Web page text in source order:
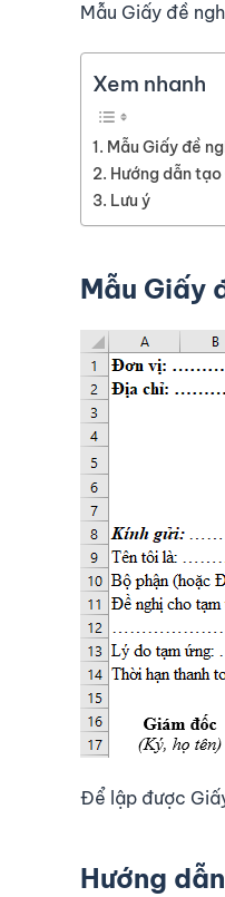
Mẫu Giấy đề
Xem nhanh
Mẫu Giấy đề
Hướng dẫn
Lưu ý
Mẫu Giấy
Để lập được
Hướng